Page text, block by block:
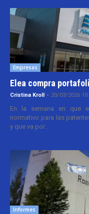
Empresas
Elea compra
Cristina Kroll - 20/03/2026
En la semana en que
normativo para las
y que va por...
Informes